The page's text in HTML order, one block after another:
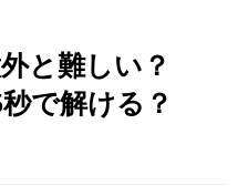
と難しい？
で解ける？